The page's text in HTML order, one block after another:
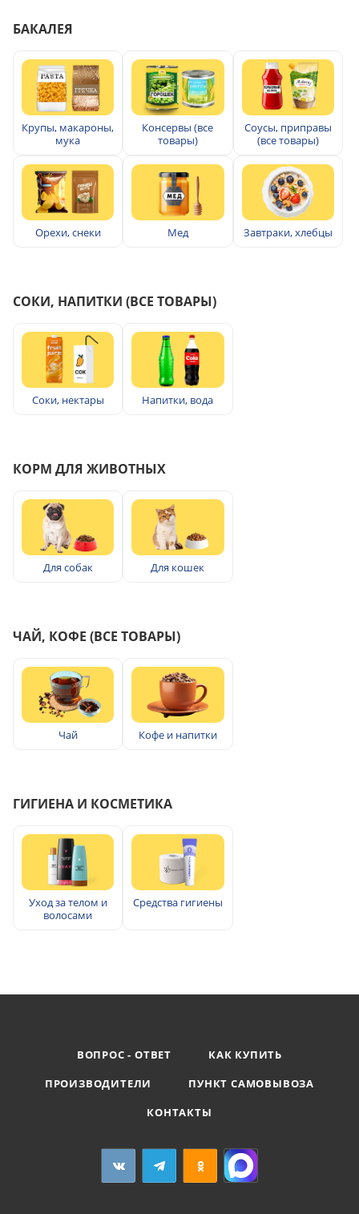
БАКАЛЕЯ
Крупы, макароны,
мука
Консервы (все
товары)
Соусы, приправы
(все товары)
Орехи, снеки Мед Завтраки, хлебцы
СОКИ, НАПИТКИ (ВСЕ ТОВАРЫ)
Соки, нектары Напитки, вода
КОРМ ДЛЯ ЖИВОТНЫХ
Для собак Для кошек
ЧАЙ, КОФЕ (ВСЕ ТОВАРЫ)
Чай Кофе и напитки
ГИГИЕНА И КОСМЕТИКА
Уход за телом и
волосами
Средства гигиены
ВОПРОС - ОТВЕТ
КАК КУПИТЬ
ПРОИЗВОДИТЕЛИ
ПУНКТ САМОВЫВОЗА
КОНТАКТЫ